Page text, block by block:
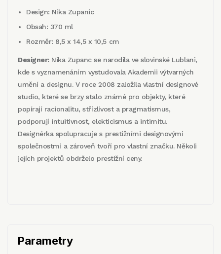
Design: Nika Zupanic
Obsah: 370 ml
Rozměr: 8,5 x 14,5 x 10,5 cm
Designer:Nika Zupanc se narodila ve slovinské Lublani,
kde s vyznamenáním vystudovala Akademii výtvarných
umění a designu. V roce 2008 založila vlastní designové
studio, které se brzy stalo známé pro objekty, které
popírají racionalitu, střízlivost a pragmatismus,
podporují intuitivnost, elekticismus a intimitu.
Designérka spolupracuje s prestižními designovými
společnostmi a zároveň tvoří pro vlastní značku. Několi
jejích projektů obdrželo prestižní ceny.
Parametry